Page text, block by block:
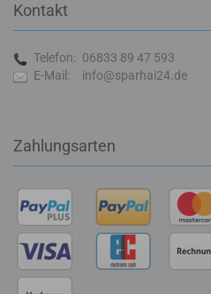
Kontakt
Telefon: 06833 89 47 593
E-Mail:
info@sparhai24.de
Zahlungsarten